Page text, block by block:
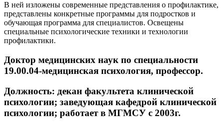
В ней изложены современные представления о профилактике,
представлены конкретные программы для подростков и
обучающая программа для специалистов. Освещены
специальные психологические техники и технологии
профилактики.
Доктор медицинских наук по специальности
19.00.04-медицинская психология, профессор.
Должность: декан факультета клинической
психологии; заведующая кафедрой клинической
психологии; работает в МГМСУ с 2003г.